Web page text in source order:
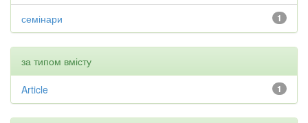
1
семінари
за типом вмісту
1
Article